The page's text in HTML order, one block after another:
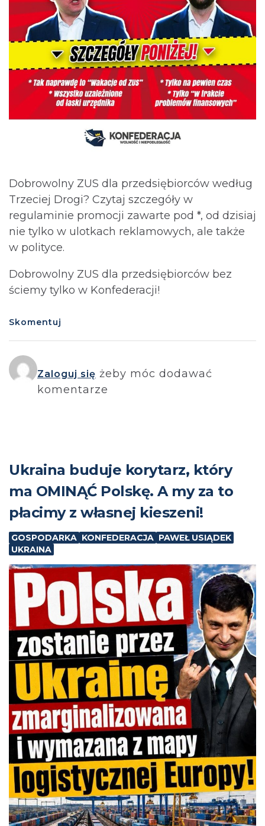
Dobrowolny ZUS dla przedsiębiorców według
Trzeciej Drogi? Czytaj szczegóły w
regulaminie promocji zawarte pod *, od dzisiaj
nie tylko w ulotkach reklamowych, ale także
w polityce.
Dobrowolny ZUS dla przedsiębiorców bez
ściemy tylko w Konfederacji!
Skomentuj
Zaloguj się żeby móc dodawać
komentarze
Ukraina buduje korytarz, który
ma OMINĄĆ Polskę. A my za to
płacimy z własnej kieszeni!
GOSPODARKA KONFEDERACJA PAWEŁ USIĄDEK
UKRAINA